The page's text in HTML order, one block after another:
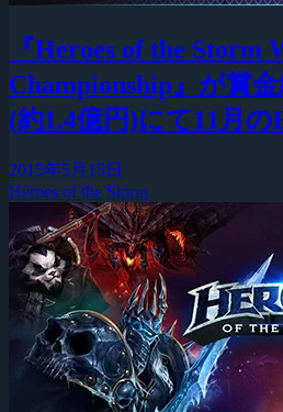
『Heroes of the Storm
Championship』が賞
(約1.4億円)にて11月
2015年5月15日
Heroes of the Storm